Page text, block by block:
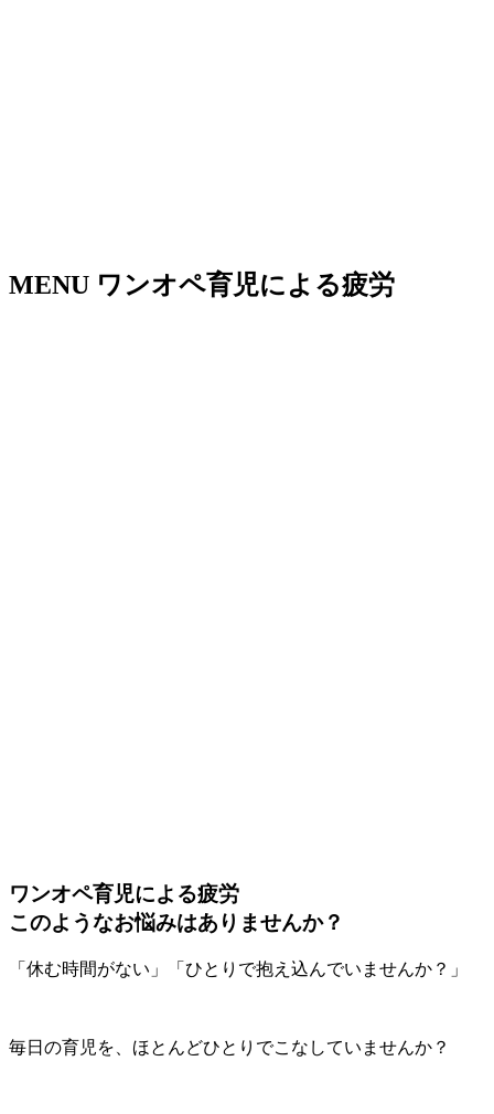
MENU ワンオペ育児による疲労
ワンオペ育児による疲労
このようなお悩みはありませんか？
「休む時間がない」「ひとりで抱え込んでいませんか？」
毎日の育児を、ほとんどひとりでこなしていませんか？